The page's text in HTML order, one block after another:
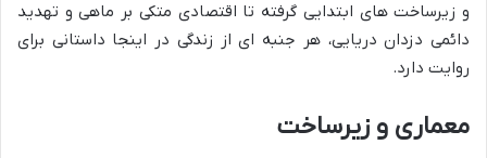
و زیرساخت های ابتدایی گرفته تا اقتصادی متکی بر ماهی و تهدید
دائمی دزدان دریایی، هر جنبه ای از زندگی در اینجا داستانی برای
روایت دارد.
معماری و زیرساخت